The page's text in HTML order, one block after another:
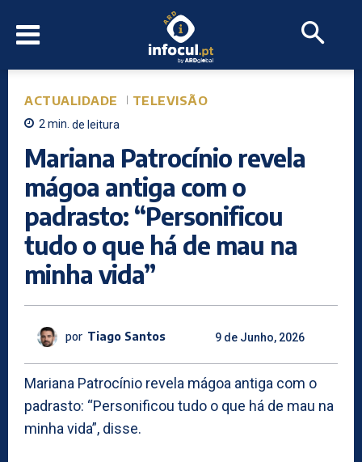
ACTUALIDADE TELEVISÃO
2min. de leitura
Mariana Patrocínio revela
mágoa antiga com o
padrasto: “Personificou
tudo o que há de mau na
minha vida”
por Tiago Santos 9 de Junho, 2026
Mariana Patrocínio revela mágoa antiga com o
padrasto: “Personificou tudo o que há de mau na
minha vida”, disse.